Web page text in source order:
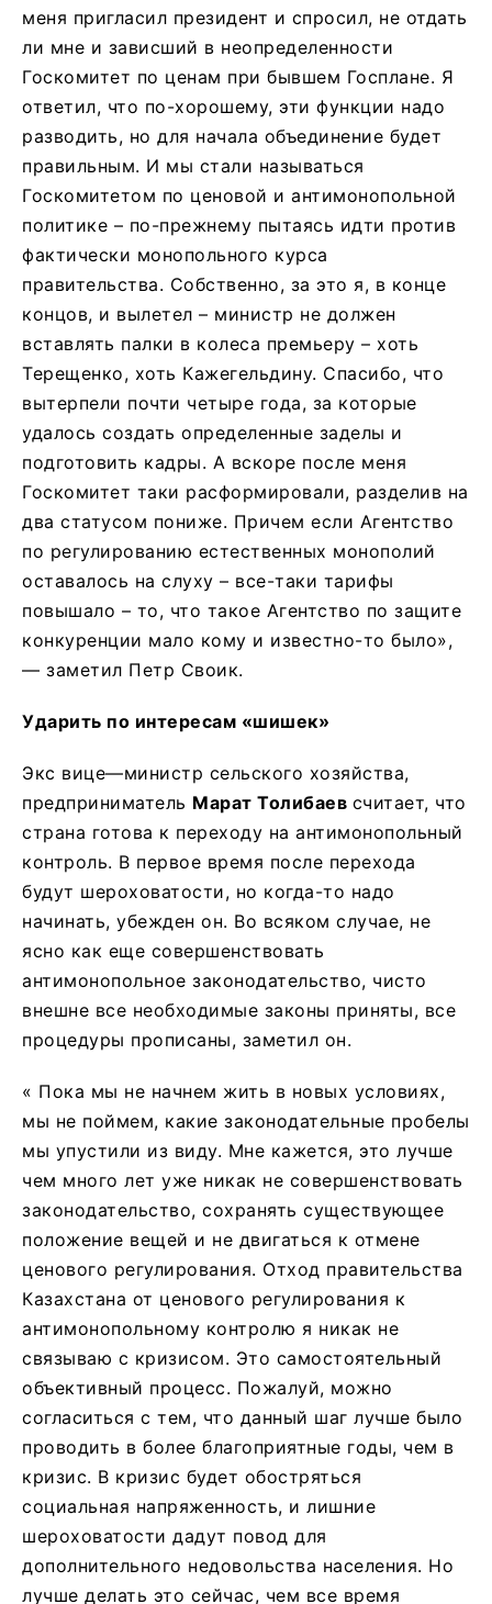
меня пригласил президент и спросил, не отдать
ли мне и зависший в неопределенности
Госкомитет по ценам при бывшем Госплане. Я
ответил, что по-хорошему, эти функции надо
разводить, но для начала объединение будет
правильным. И мы стали называться
Госкомитетом по ценовой и антимонопольной
политике – по-прежнему пытаясь идти против
фактически монопольного курса
правительства. Собственно, за это я, в конце
концов, и вылетел – министр не должен
вставлять палки в колеса премьеру – хоть
Терещенко, хоть Кажегельдину. Спасибо, что
вытерпели почти четыре года, за которые
удалось создать определенные заделы и
подготовить кадры. А вскоре после меня
Госкомитет таки расформировали, разделив на
два статусом пониже. Причем если Агентство
по регулированию естественных монополий
оставалось на слуху – все-таки тарифы
повышало – то, что такое Агентство по защите
конкуренции мало кому и известно-то было»,
— заметил Петр Своик.
Ударить по интересам «шишек»
Экс вице—министр сельского хозяйства,
предприниматель Марат Толибаев считает, что
страна готова к переходу на антимонопольный
контроль. В первое время после перехода
будут шероховатости, но когда-то надо
начинать, убежден он. Во всяком случае, не
ясно как еще совершенствовать
антимонопольное законодательство, чисто
внешне все необходимые законы приняты, все
процедуры прописаны, заметил он.
« Пока мы не начнем жить в новых условиях,
мы не поймем, какие законодательные пробелы
мы упустили из виду. Мне кажется, это лучше
чем много лет уже никак не совершенствовать
законодательство, сохранять существующее
положение вещей и не двигаться к отмене
ценового регулирования. Отход правительства
Казахстана от ценового регулирования к
антимонопольному контролю я никак не
связываю с кризисом. Это самостоятельный
объективный процесс. Пожалуй, можно
согласиться с тем, что данный шаг лучше было
проводить в более благоприятные годы, чем в
кризис. В кризис будет обостряться
социальная напряженность, и лишние
шероховатости дадут повод для
дополнительного недовольства населения. Но
лучше делать это сейчас, чем все время